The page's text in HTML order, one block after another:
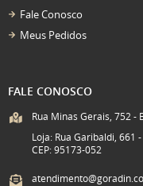
Fale Conosco
Meus Pedidos
FALE CONOSCO
Rua Minas Gerais, 752 -
Loja: Rua Garibaldi, 661
CEP: 95173-052